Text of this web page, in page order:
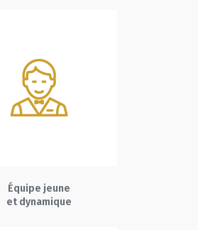
Équipe jeune
et dynamique